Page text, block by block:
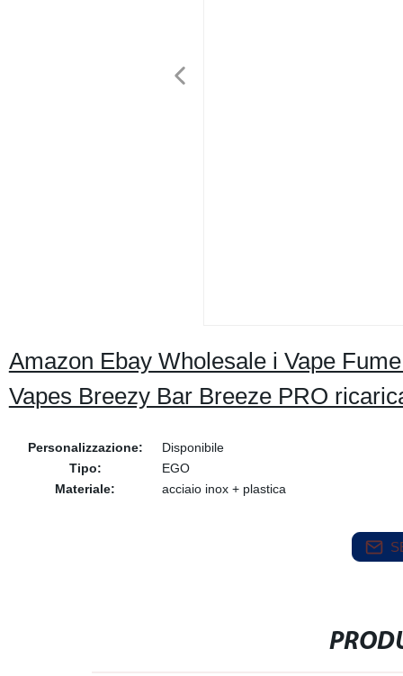
Amazon Ebay Wholesale i Vape
Vapes Breezy Bar Breeze PRO
Personalizzazione:
Disponibile
Tipo:
EGO
Materiale:
acciaio inox + plastica